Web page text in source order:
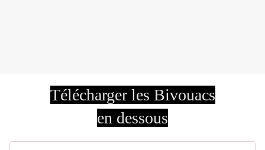
Téléchargerles Bivouacs
en dessous